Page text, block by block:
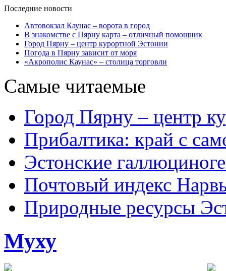
Последние новости
Автовокзал Каунас – ворота в город
В знакомстве с Пярну карта – отличный помощник
Город Пярну – центр курортной Эстонии
Погода в Пярну зависит от моря
«Акрополис Каунас» – столица торговли
Самые читаемые
Город Пярну – центр
Прибалтика: край с
Эстонские
Почтовый индекс
Природные ресурсы
Муху